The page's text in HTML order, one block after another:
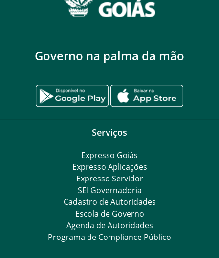
Governo na palma da mão
Serviços
Expresso Goiás
Expresso Aplicações
Expresso Servidor
SEI Governadoria
Cadastro de Autoridades
Escola de Governo
Agenda de Autoridades
Programa de Compliance Público